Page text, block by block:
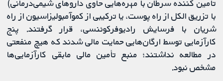
تامین کننده سرطان با مهره‌هایی حاوی داروهای شیمی‌درمانی)
با تزریق الکل از راه پوست، یا ترکیبی از کموآمبولیزاسیون از راه
شریان با فرسایش رادیوفرکوئنسی، قرار گرفتند. پنج
کارآزمایی توسط ارگان‌هایی حمایت مالی شدند که هیچ منفعتی
در مطالعه نداشتند؛ منبع تأمین مالی مابقی کارآزمایی‌ها
مشخص نبود.